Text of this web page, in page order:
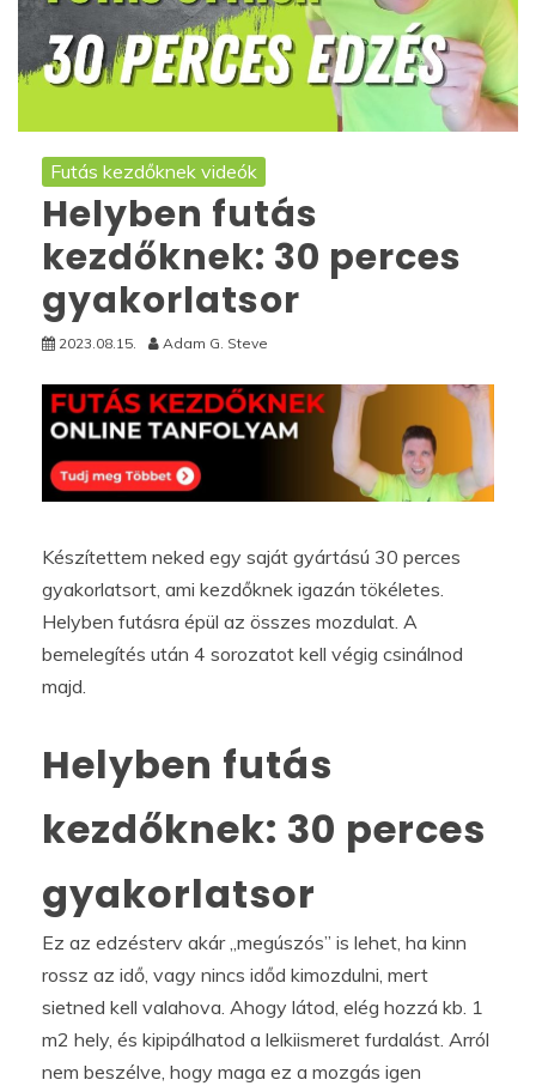
Futás kezdőknek videók
Helyben futás
kezdőknek: 30 perces
gyakorlatsor
2023.08.15. Adam G. Steve
Készítettem neked egy saját gyártású 30 perces
gyakorlatsort, ami kezdőknek igazán tökéletes.
Helyben futásra épül az összes mozdulat. A
bemelegítés után 4 sorozatot kell végig csinálnod
majd.
Helyben futás
kezdőknek: 30 perces
gyakorlatsor
Ez az edzésterv akár „megúszós” is lehet, ha kinn
rossz az idő, vagy nincs időd kimozdulni, mert
sietned kell valahova. Ahogy látod, elég hozzá kb. 1
m2 hely, és kipipálhatod a lelkiismeret furdalást. Arról
nem beszélve, hogy maga ez a mozgás igen